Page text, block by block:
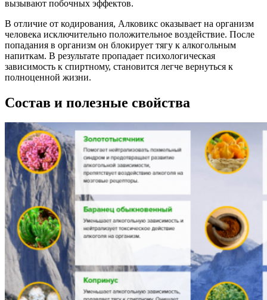
вызывают побочных эффектов.
В отличие от кодирования, Алковикс оказывает на организм
человека исключительно положительное воздействие. После
попадания в организм он блокирует тягу к алкогольным
напиткам. В результате пропадает психологическая
зависимость к спиртному, становится легче вернуться к
полноценной жизни.
Состав и полезные свойства